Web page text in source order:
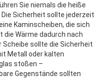
Sie niemals die heiße
Sicherheit sollte jederzeit
Kaminscheiben, die sich
Wärme dadurch nach
sollte die Sicherheit
Metall oder kalten
stoßen –
Gegenstände sollten